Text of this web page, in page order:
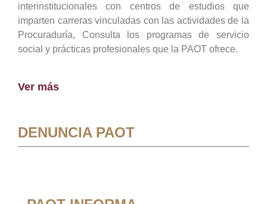
interinstitucionales con centros de estudios que
imparten carreras vinculadas con las actividades de la
Procuraduría, Consulta los programas de servicio
social y prácticas profesionales que la PAOT ofrece.
Ver más
DENUNCIA PAOT